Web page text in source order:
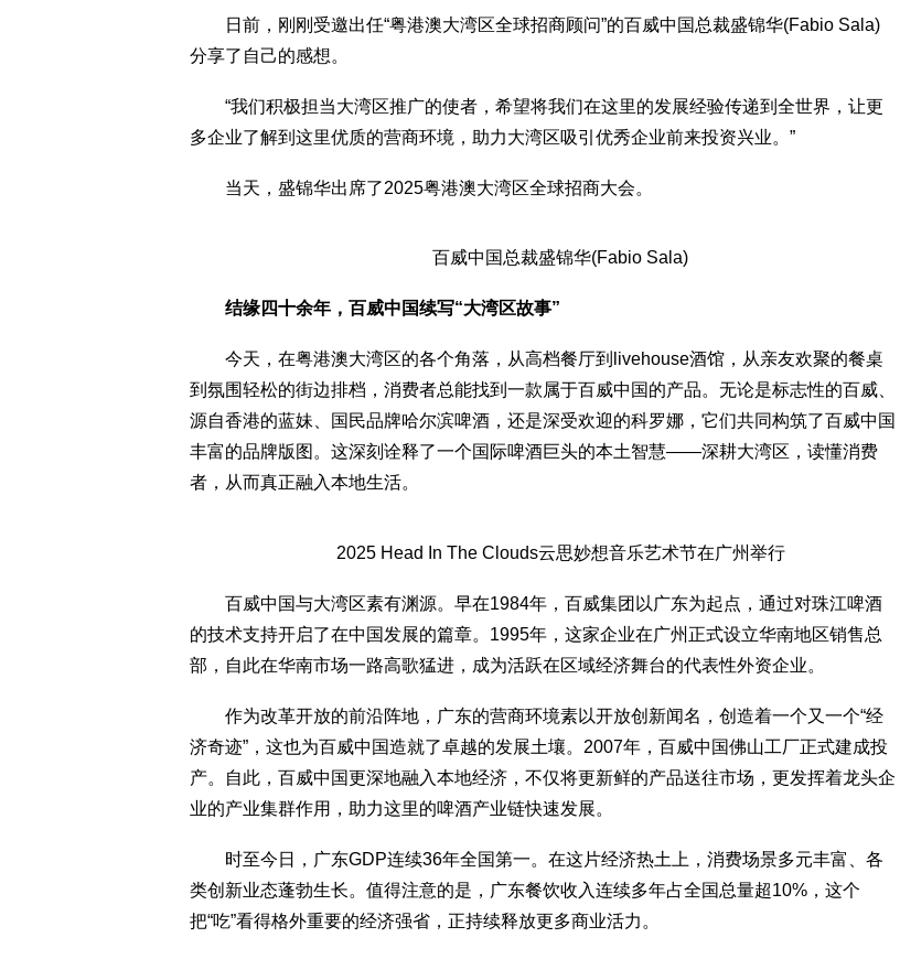
日前，刚刚受邀出任“粤港澳大湾区全球招商顾问”的百威中国总裁盛锦华(Fabio Sala)
分享了自己的感想。
“我们积极担当大湾区推广的使者，希望将我们在这里的发展经验传递到全世界，让更
多企业了解到这里优质的营商环境，助力大湾区吸引优秀企业前来投资兴业。”
当天，盛锦华出席了2025粤港澳大湾区全球招商大会。
百威中国总裁盛锦华(Fabio Sala)
结缘四十余年，百威中国续写“大湾区故事”
今天，在粤港澳大湾区的各个角落，从高档餐厅到livehouse酒馆，从亲友欢聚的餐桌
到氛围轻松的街边排档，消费者总能找到一款属于百威中国的产品。无论是标志性的百威、
源自香港的蓝妹、国民品牌哈尔滨啤酒，还是深受欢迎的科罗娜，它们共同构筑了百威中国
丰富的品牌版图。这深刻诠释了一个国际啤酒巨头的本土智慧——深耕大湾区，读懂消费
者，从而真正融入本地生活。
2025 Head In The Clouds云思妙想音乐艺术节在广州举行
百威中国与大湾区素有渊源。早在1984年，百威集团以广东为起点，通过对珠江啤酒
的技术支持开启了在中国发展的篇章。1995年，这家企业在广州正式设立华南地区销售总
部，自此在华南市场一路高歌猛进，成为活跃在区域经济舞台的代表性外资企业。
作为改革开放的前沿阵地，广东的营商环境素以开放创新闻名，创造着一个又一个“经
济奇迹”，这也为百威中国造就了卓越的发展土壤。2007年，百威中国佛山工厂正式建成投
产。自此，百威中国更深地融入本地经济，不仅将更新鲜的产品送往市场，更发挥着龙头企
业的产业集群作用，助力这里的啤酒产业链快速发展。
时至今日，广东GDP连续36年全国第一。在这片经济热土上，消费场景多元丰富、各
类创新业态蓬勃生长。值得注意的是，广东餐饮收入连续多年占全国总量超10%，这个
把“吃”看得格外重要的经济强省，正持续释放更多商业活力。